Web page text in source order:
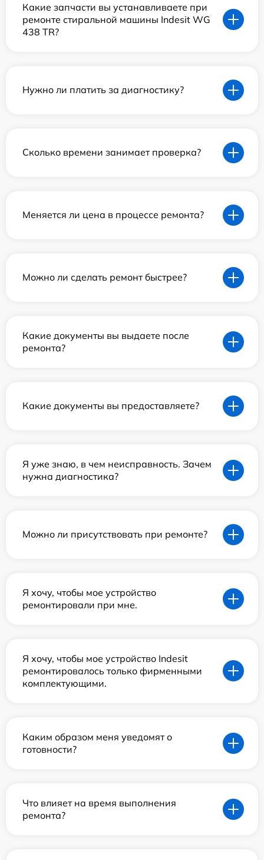
Какие запчасти вы устанавливаете при
ремонте стиральной машины Indesit WG
438 TR?
Нужно ли платить за диагностику?
Сколько времени занимает проверка?
Меняется ли цена в процессе ремонта?
Можно ли сделать ремонт быстрее?
Какие документы вы выдаете после
ремонта?
Какие документы вы предоставляете?
Я уже знаю, в чем неисправность. Зачем
нужна диагностика?
Можно ли присутствовать при ремонте?
Я хочу, чтобы мое устройство
ремонтировали при мне.
Я хочу, чтобы мое устройство Indesit
ремонтировалось только фирменными
комплектующими.
Каким образом меня уведомят о
готовности?
Что влияет на время выполнения
ремонта?